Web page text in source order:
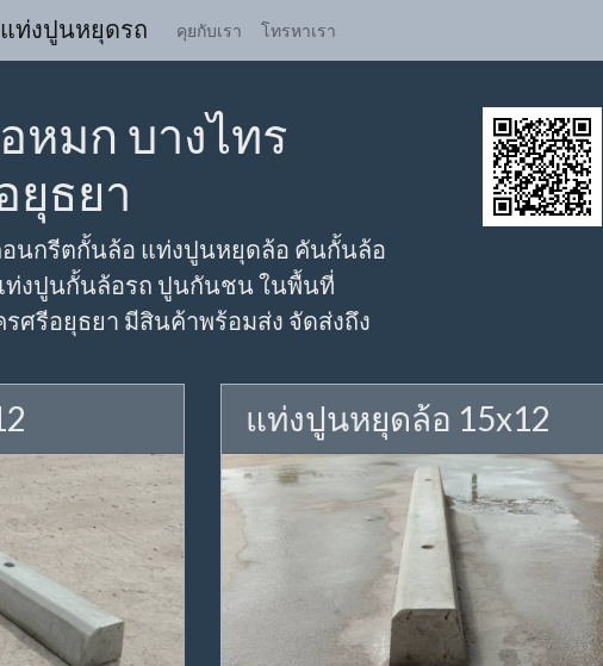
ท่งปูนหยุดรถ คุยกับเรา โทรหาเรา
หมก บางไทร
ยุธยา
อนกรีตกั้นล้อ แท่งปูนหยุดล้อ คันกั้นล้อ
งปูนกั้นล้อรถ ปูนกันชน ในพื้นที่
ศรีอยุธยา มีสินค้าพร้อมส่ง จัดส่งถึง
แท่งปูนหยุดล้อ 15x12